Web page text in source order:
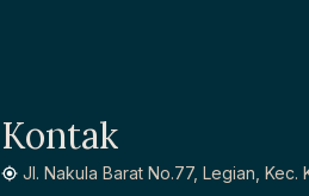
Kontak
Jl. Nakula Barat No.77, Legian,